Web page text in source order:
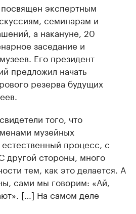
экспертным
семинарам и
а накануне, 20
заседание и
Его президент
предложил начать
резерва будущих
того, что
музейных
процесс, с
другой стороны, много
тем, как это делается. А
сами мы говорим: «Ай,
[…] На самом деле